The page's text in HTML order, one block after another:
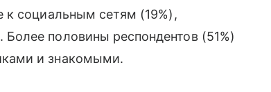
к социальным сетям (19%),
половины респондентов (51%)
и знакомыми.